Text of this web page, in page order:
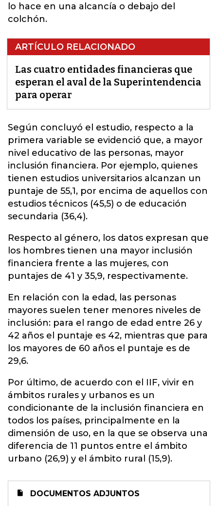
lo hace en una alcancía o debajo del
colchón.
ARTÍCULO RELACIONADO
Las cuatro entidades financieras que
esperan el aval de la Superintendencia
para operar
Según concluyó el estudio, respecto a la
primera variable se evidenció que, a mayor
nivel educativo de las personas, mayor
inclusión financiera. Por ejemplo, quienes
tienen estudios universitarios alcanzan un
puntaje de 55,1, por encima de aquellos con
estudios técnicos (45,5) o de educación
secundaria (36,4).
Respecto al género, los datos expresan que
los hombres tienen una mayor inclusión
financiera frente a las mujeres, con
puntajes de 41 y 35,9, respectivamente.
En relación con la edad, las personas
mayores suelen tener menores niveles de
inclusión: para el rango de edad entre 26 y
42 años el puntaje es 42, mientras que para
los mayores de 60 años el puntaje es de
29,6.
Por último, de acuerdo con el IIF, vivir en
ámbitos rurales y urbanos es un
condicionante de la inclusión financiera en
todos los países, principalmente en la
dimensión de uso, en la que se observa una
diferencia de 11 puntos entre el ámbito
urbano (26,9) y el ámbito rural (15,9).
DOCUMENTOS ADJUNTOS